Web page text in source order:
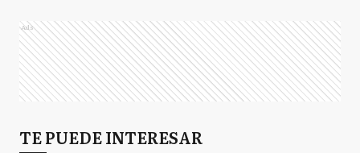
Ads
TE PUEDE INTERESAR